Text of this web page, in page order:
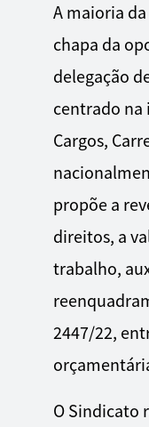
A maioria
chapa da
delegação
centrado na
Cargos,
propõe a
direitos, a
trabalho,
2447/22,
O Sindicato